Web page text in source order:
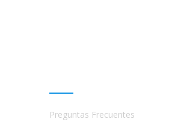
Preguntas Frecuentes